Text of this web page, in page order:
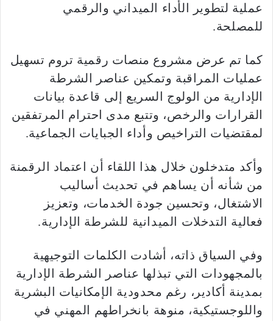
عملية لتطوير الأداء الميداني والرقمي
للمصلحة.
كما تم عرض مشروع منصات رقمية تروم تسهيل
عمليات المراقبة وتمكين عناصر الشرطة
الإدارية من الولوج السريع إلى قاعدة بيانات
القرارات والرخص، وتتبع مدى احترام المرتفقين
لمقتضيات التراخيص وأداء الجبايات الجماعية.
وأكد متدخلون خلال هذا اللقاء أن اعتماد الرقمنة
من شأنه أن يساهم في تحديث أساليب
الاشتغال، وتحسين جودة الخدمات، وتعزيز
فعالية التدخلات الميدانية للشرطة الإدارية.
وفي السياق ذاته، أشادت الكلمات التوجيهية
بالمجهودات التي تبذلها عناصر الشرطة الإدارية
بمدينة أكادير، رغم محدودية الإمكانيات البشرية
واللوجستيكية، منوهة بانخراطهم المهني في